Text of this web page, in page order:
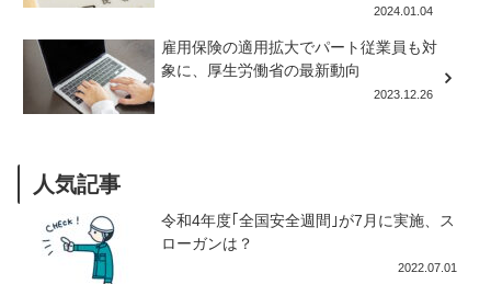
2024.01.04
雇用保険の適用拡大でパート従業員も対
象に、厚生労働省の最新動向
2023.12.26
人気記事
令和4年度｢全国安全週間｣が7月に実施、ス
ローガンは？
2022.07.01